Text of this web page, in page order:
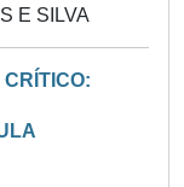
E SILVA